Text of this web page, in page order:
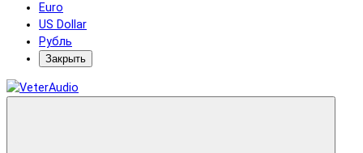
Euro
US Dollar
Рубль
Закрыть